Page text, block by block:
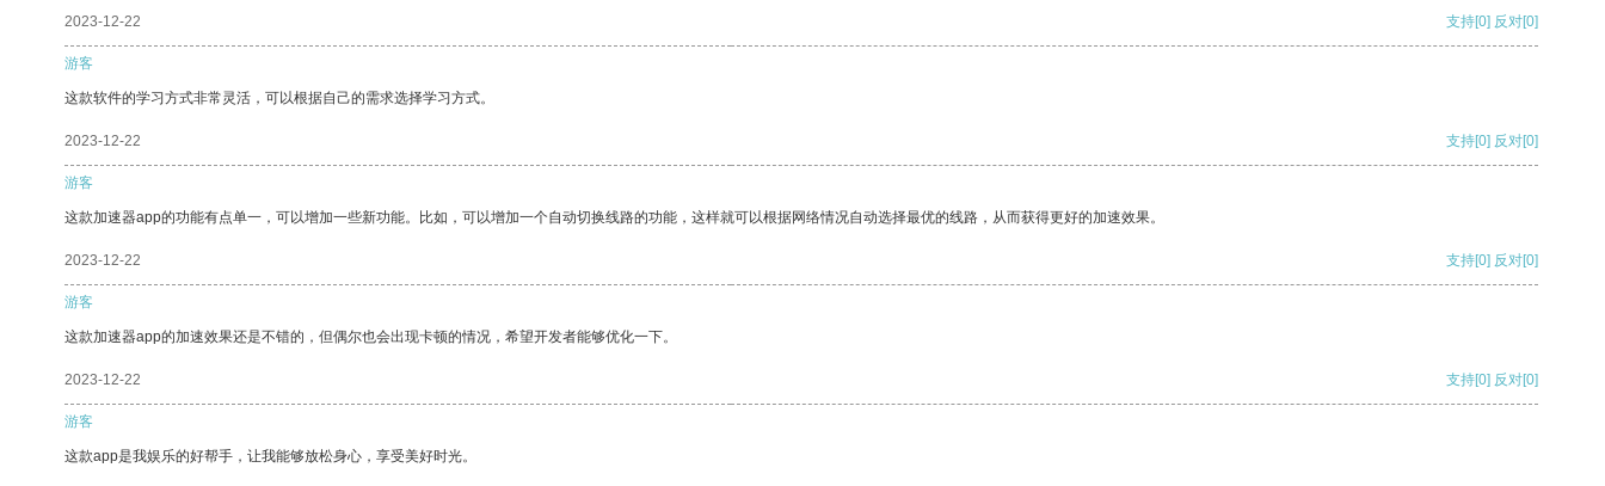
2023-12-22 支持[0] 反对[0]
游客
这款软件的学习方式非常灵活，可以根据自己的需求选择学习方式。
2023-12-22 支持[0] 反对[0]
游客
这款加速器app的功能有点单一，可以增加一些新功能。比如，可以增加一个自动切换线路的功能，这样就可以根据网络情况自动选择最优的线路，从而获得更好的加速效果。
2023-12-22 支持[0] 反对[0]
游客
这款加速器app的加速效果还是不错的，但偶尔也会出现卡顿的情况，希望开发者能够优化一下。
2023-12-22 支持[0] 反对[0]
游客
这款app是我娱乐的好帮手，让我能够放松身心，享受美好时光。